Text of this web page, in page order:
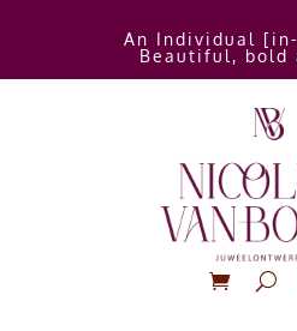
An Individual
Beautiful, bold